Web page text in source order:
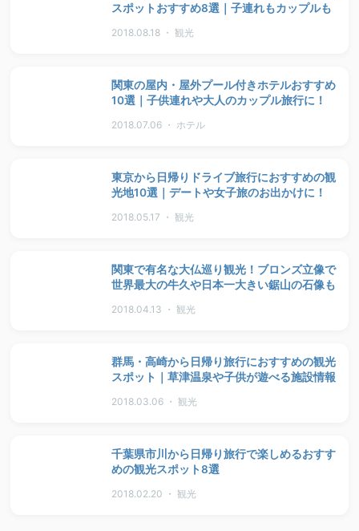
スポットおすすめ8選｜子連れもカップルも
2018.08.18 ・ 観光
関東の屋内・屋外プール付きホテルおすすめ
10選｜子供連れや大人のカップル旅行に！
2018.07.06 ・ ホテル
東京から日帰りドライブ旅行におすすめの観
光地10選｜デートや女子旅のお出かけに！
2018.05.17 ・ 観光
関東で有名な大仏巡り観光！ブロンズ立像で
世界最大の牛久や日本一大きい鋸山の石像も
2018.04.13 ・ 観光
群馬・高崎から日帰り旅行におすすめの観光
スポット｜草津温泉や子供が遊べる施設情報
2018.03.06 ・ 観光
千葉県市川から日帰り旅行で楽しめるおすす
めの観光スポット8選
2018.02.20 ・ 観光